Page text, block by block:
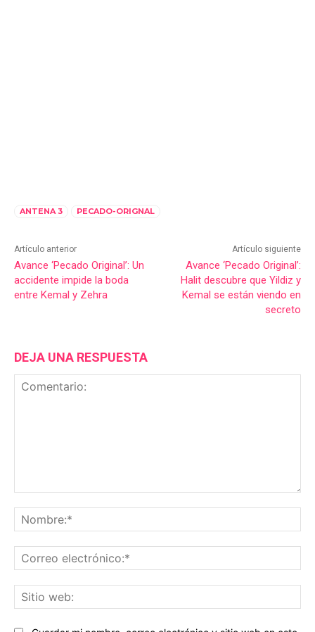
ANTENA 3 PECADO-ORIGNAL
Artículo anterior
Avance ‘Pecado Original’: Un
accidente impide la boda
entre Kemal y Zehra
Artículo siguiente
Avance ‘Pecado Original’:
Halit descubre que Yildiz y
Kemal se están viendo en
secreto
DEJA UNA RESPUESTA